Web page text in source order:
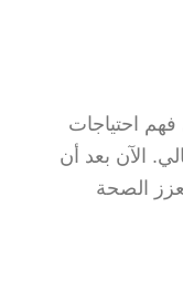
احتياجات
الآن بعد أن
الصحة